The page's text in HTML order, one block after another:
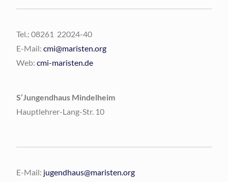
Tel.: 08261 22024-40
E-Mail:cmi@maristen.org
Web:cmi-maristen.de
S’Jungendhaus Mindelheim
Hauptlehrer-Lang-Str. 10
E-Mail: jugendhaus@maristen.org